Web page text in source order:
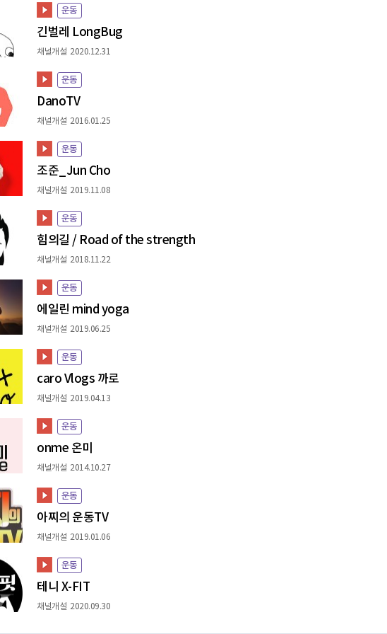
운동
긴벌레 LongBug
채널개설 2020.12.31
운동
DanoTV
채널개설 2016.01.25
운동
조준_Jun Cho
채널개설 2019.11.08
운동
힘의길 / Road of the strength
채널개설 2018.11.22
운동
에일린 mind yoga
채널개설 2019.06.25
운동
caro Vlogs 까로
채널개설 2019.04.13
운동
onme 온미
채널개설 2014.10.27
운동
아찌의 운동TV
채널개설 2019.01.06
운동
테니 X-FIT
채널개설 2020.09.30